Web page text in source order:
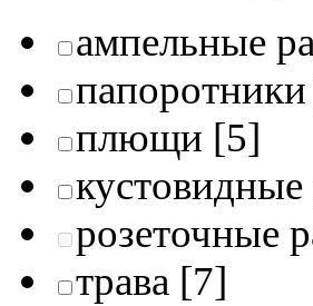
ампельные
папоротники
плющи [5]
кустовидные
розеточные
трава [7]